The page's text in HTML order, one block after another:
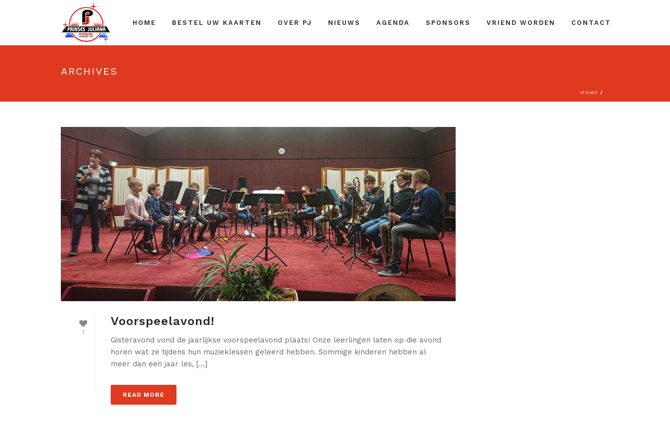
HOME BESTEL UW KAARTEN OVER PJ NIEUWS AGENDA SPONSORS VRIEND WORDEN CONTACT
ARCHIVES
HOME /
1
Voorspeelavond!
Gisteravond vond de jaarlijkse voorspeelavond plaats! Onze leerlingen laten op die avond
horen wat ze tijdens hun muzieklessen geleerd hebben. Sommige kinderen hebben al
meer dan een jaar les, [...]
READ MORE